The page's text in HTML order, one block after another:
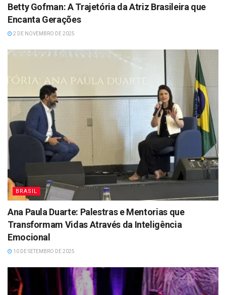
Betty Gofman: A Trajetória da Atriz Brasileira que
Encanta Gerações
2 DE NOVEMBRO DE 2025
BRASIL
Ana Paula Duarte: Palestras e Mentorias que
Transformam Vidas Através da Inteligência
Emocional
10 DE SETEMBRO DE 2025